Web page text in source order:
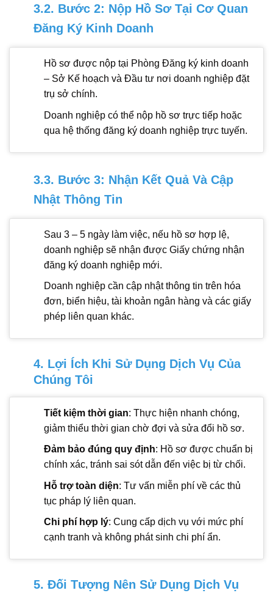
3.2. Bước 2: Nộp Hồ Sơ Tại Cơ Quan
Đăng Ký Kinh Doanh
Hồ sơ được nộp tại Phòng Đăng ký kinh doanh
– Sở Kế hoạch và Đầu tư nơi doanh nghiệp đặt
trụ sở chính.
Doanh nghiệp có thể nộp hồ sơ trực tiếp hoặc
qua hệ thống đăng ký doanh nghiệp trực tuyến.
3.3. Bước 3: Nhận Kết Quả Và Cập
Nhật Thông Tin
Sau 3 – 5 ngày làm việc, nếu hồ sơ hợp lệ,
doanh nghiệp sẽ nhận được Giấy chứng nhận
đăng ký doanh nghiệp mới.
Doanh nghiệp cần cập nhật thông tin trên hóa
đơn, biển hiệu, tài khoản ngân hàng và các giấy
phép liên quan khác.
4. Lợi Ích Khi Sử Dụng Dịch Vụ Của
Chúng Tôi
Tiết kiệm thời gian: Thực hiện nhanh chóng,
giảm thiểu thời gian chờ đợi và sửa đổi hồ sơ.
Đảm bảo đúng quy định: Hồ sơ được chuẩn bị
chính xác, tránh sai sót dẫn đến việc bị từ chối.
Hỗ trợ toàn diện: Tư vấn miễn phí về các thủ
tục pháp lý liên quan.
Chi phí hợp lý: Cung cấp dịch vụ với mức phí
cạnh tranh và không phát sinh chi phí ẩn.
5. Đối Tượng Nên Sử Dụng Dịch Vụ